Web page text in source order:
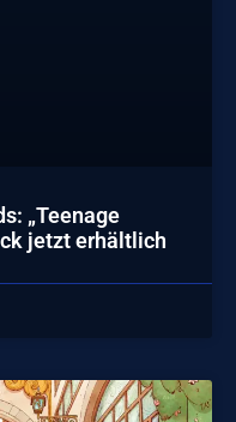
„Teenage
jetzt erhältlich